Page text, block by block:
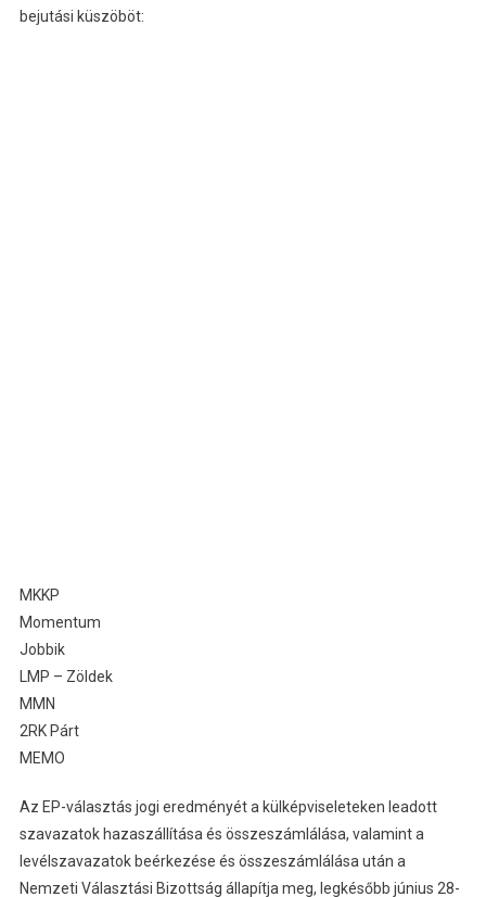
bejutási küszöböt:
MKKP
Momentum
Jobbik
LMP – Zöldek
MMN
2RK Párt
MEMO
Az EP-választás jogi eredményét a külképviseleteken leadott
szavazatok hazaszállítása és összeszámlálása, valamint a
levélszavazatok beérkezése és összeszámlálása után a
Nemzeti Választási Bizottság állapítja meg, legkésőbb június 28-